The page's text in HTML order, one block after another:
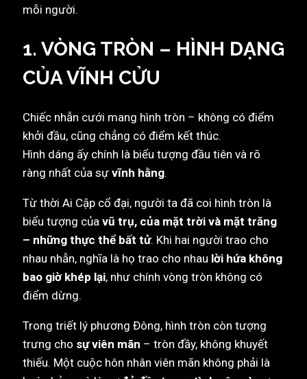
mỗi người.
1. VÒNG TRÒN – HÌNH DẠNG
CỦA VĨNH CỬU
Chiếc nhẫn cưới mang hình tròn – không có điểm
khởi đầu, cũng chẳng có điểm kết thúc.
Hình dáng ấy chính là biểu tượng đầu tiên và rõ
ràng nhất của sự vĩnh hằng.
Từ thời Ai Cập cổ đại, người ta đã coi hình tròn là
biểu tượng của vũ trụ, của mặt trời và mặt trăng
– những thực thể bất tử. Khi hai người trao cho
nhau nhẫn, nghĩa là họ trao cho nhau lời hứa không
bao giờ khép lại, như chính vòng tròn không có
điểm dừng.
Trong triết lý phương Đông, hình tròn còn tượng
trưng cho sự viên mãn – tròn đầy, không khuyết
thiếu. Một cuộc hôn nhân viên mãn không phải là